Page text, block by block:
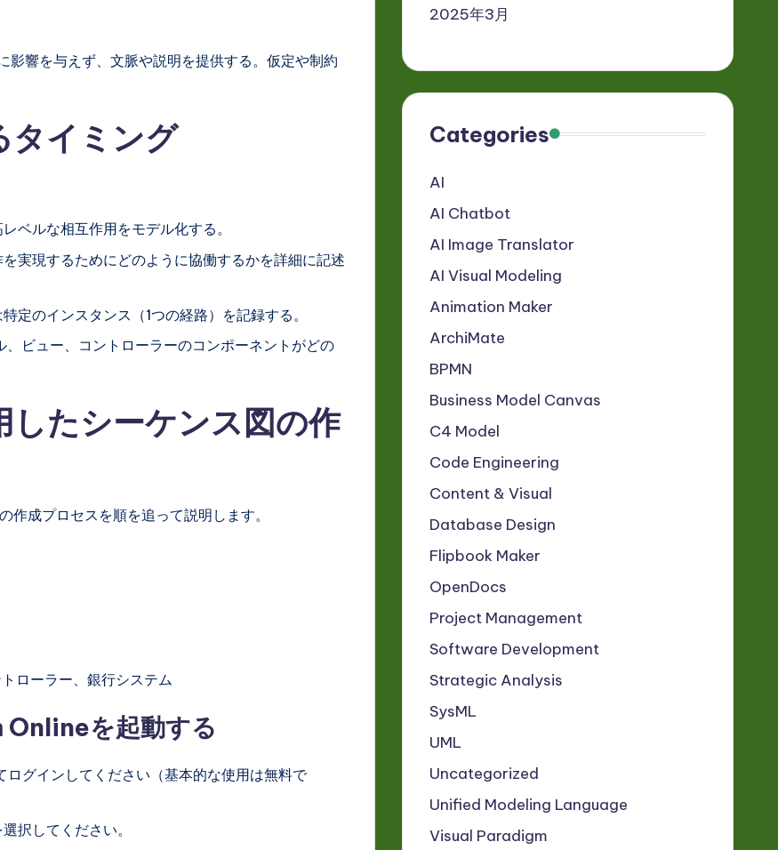
響を与えず、文脈や説明を提供する。仮定や制約
タイミング
ベルな相互作用をモデル化する。
実現するためにどのように協働するかを詳細に記述
定のインスタンス（1つの経路）を記録する。
ビュー、コントローラーのコンポーネントがどの
たシーケンス図の作
成プロセスを順を追って説明します。
ローラー、銀行システム
を起動する
ログインしてください（基本的な使用は無料で
択してください。
2025年3月
Categories
AI
AI Chatbot
AI Image Translator
AI Visual Modeling
Animation Maker
ArchiMate
BPMN
Business Model Canvas
C4 Model
Code Engineering
Content & Visual
Database Design
Flipbook Maker
OpenDocs
Project Management
Software Development
Strategic Analysis
SysML
UML
Uncategorized
Unified Modeling Language
Visual Paradigm